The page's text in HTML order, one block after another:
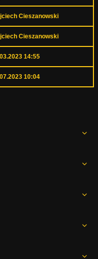
Cieszanowski
Cieszanowski
14:55
10:04